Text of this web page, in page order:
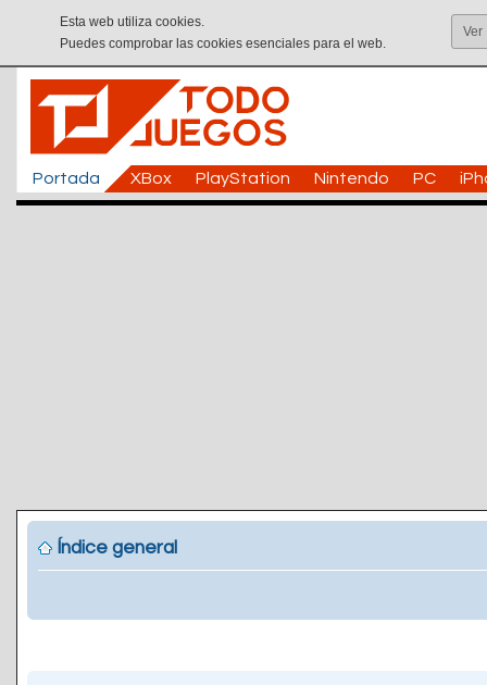
Esta web utiliza cookies.
Puedes comprobar las cookies esenciales para el web.
Ver
Portada XBox PlayStation Nintendo PC
Índice general